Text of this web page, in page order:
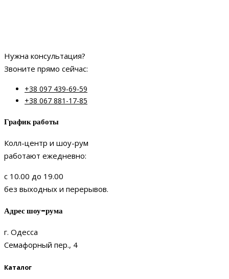
Нужна консультация?
Звоните прямо сейчас:
+38 097 439-69-59
+38 067 881-17-85
График работы
Колл-центр и шоу-рум
работают ежедневно:
с 10.00 до 19.00
без выходных и перерывов.
Адрес шоу-рума
г. Одесса
Семафорный пер., 4
Каталог